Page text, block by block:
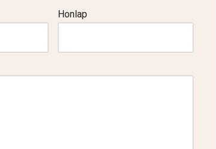
Honlap